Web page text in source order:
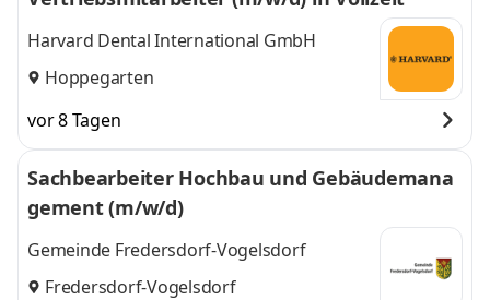
Harvard Dental International GmbH
Hoppegarten
vor 8 Tagen
Sachbearbeiter Hochbau und Gebäudemana
gement (m/w/d)
Gemeinde Fredersdorf-Vogelsdorf
Fredersdorf-Vogelsdorf